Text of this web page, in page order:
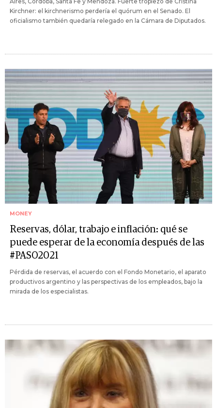
Kirchner: el kirchnerismo perdería el quórum en el Senado. El
oficialismo también quedaría relegado en la Cámara de Diputados.
MONEY
Reservas, dólar, trabajo e inflación: qué se
puede esperar de la economía después de las
#PASO2021
Pérdida de reservas, el acuerdo con el Fondo Monetario, el aparato
productivos argentino y las perspectivas de los empleados, bajo la
mirada de los especialistas.